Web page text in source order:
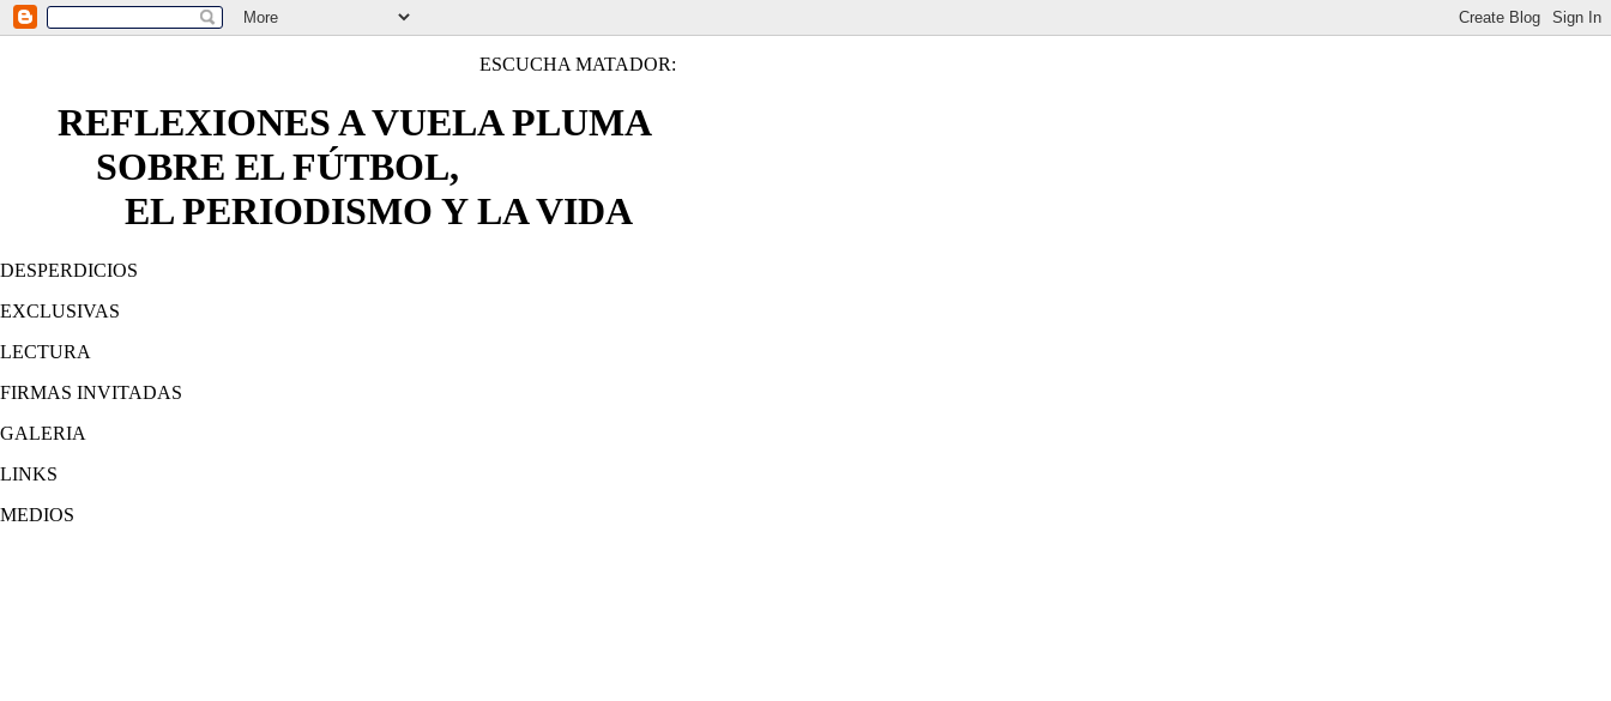
ESCUCHA MATADOR:
REFLEXIONES A VUELA PLUMA
SOBRE EL FÚTBOL,
EL PERIODISMO Y LA VIDA
DESPERDICIOS
EXCLUSIVAS
LECTURA
FIRMAS INVITADAS
GALERIA
LINKS
MEDIOS